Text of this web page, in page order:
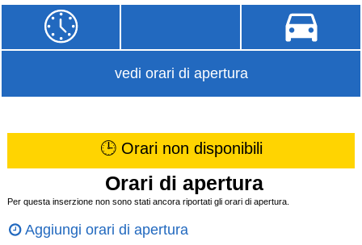
vedi orari di apertura
🕒 Orari non disponibili
Orari di apertura
Per questa inserzione non sono stati ancora riportati gli orari di apertura.
Aggiungi orari di apertura